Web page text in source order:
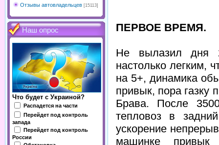
Отзывы автовладельцев [15113]
Наш опрос
Что будет с Украиной?
Распадется на части
Перейдет под контроль
запада
Перейдет под контроль
России
ПЕРВОЕ ВРЕМЯ.
Не вылазил дня
настолько легким,
на 5+, динамика
привык, пора газку
Брава. После
тепловоз в
ускорение
машинке